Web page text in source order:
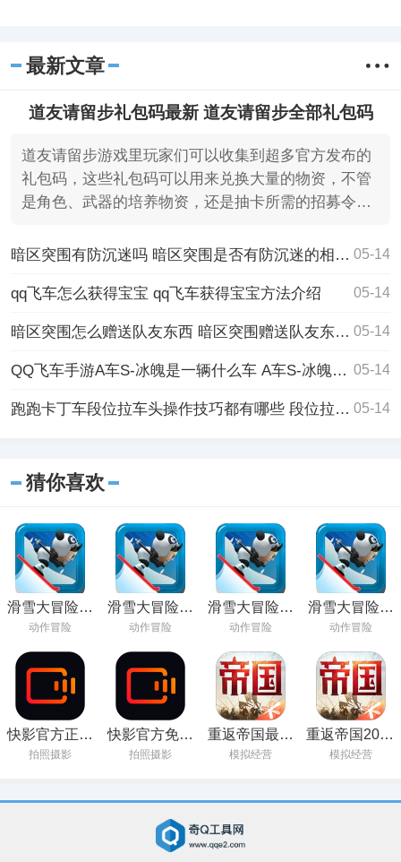
最新文章
道友请留步礼包码最新 道友请留步全部礼包码
道友请留步游戏里玩家们可以收集到超多官方发布的
礼包码，这些礼包码可以用来兑换大量的物资，不管
是角色、武器的培养物资，还是抽卡所需的招募令
暗区突围有防沉迷吗 暗区突围是否有防沉迷的相关解释 05-14
qq飞车怎么获得宝宝 qq飞车获得宝宝方法介绍 05-14
暗区突围怎么赠送队友东西 暗区突围赠送队友东西的方法 05-14
QQ飞车手游A车S-冰魄是一辆什么车 A车S-冰魄介绍 05-14
跑跑卡丁车段位拉车头操作技巧都有哪些 段位拉车头操作技巧分享 05-14
猜你喜欢
滑雪大冒险中
文版安卓下载
动作冒险
滑雪大冒险下
载普通版
动作冒险
滑雪大冒险最
新版本下载
动作冒险
滑雪大冒险官
方正版下载
动作冒险
快影官方正版
下载安装
拍照摄影
快影官方免费
下载
拍照摄影
重返帝国最新
版本下载
模拟经营
重返帝国2022
最新版本
模拟经营